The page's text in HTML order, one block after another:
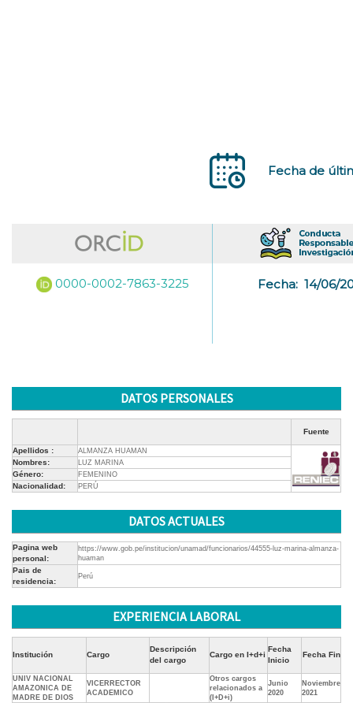
Fecha de
0000-0002-7863-3225 Fecha: 14/06/
DATOS PERSONALES
Fuente
Apellidos : ALMANZA HUAMAN
Nombres: LUZ MARINA
Género: FEMENINO
Nacionalidad: PERÚ
DATOS ACTUALES
Pagina web
personal:
https://www.gob.pe/institucion/unamad/funcionarios/44555-luz-marina-almanza-
huaman
Pais de
residencia:
Perú
EXPERIENCIA LABORAL
Institución Cargo
Descripción
del cargo
Cargo en I+d+i
Fecha
Inicio
Fecha Fin
UNIV NACIONAL
AMAZONICA DE
MADRE DE DIOS
VICERRECTOR
ACADEMICO
Otros cargos
relacionados a
(I+D+i)
Junio
2020
Noviembre
2021